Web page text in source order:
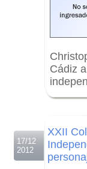
Cádiz
17/12
2012
XXII